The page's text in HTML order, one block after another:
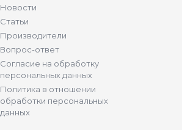
Новости
Статьи
Производители
Вопрос-ответ
Согласие на обработку
персональных данных
Политика в отношении
обработки персональных
данных